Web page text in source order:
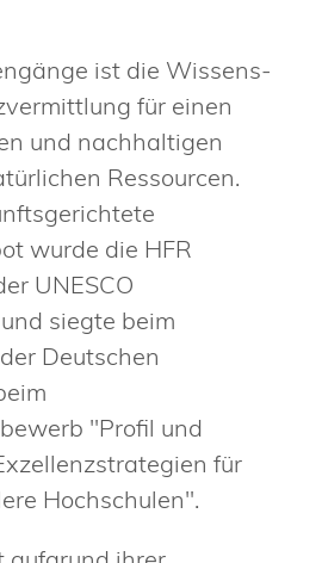
ist die Wissens-
für einen
und nachhaltigen
Ressourcen.
wurde die HFR
UNESCO
siegte beim
Deutschen
"Profil und
für
Hochschulen".